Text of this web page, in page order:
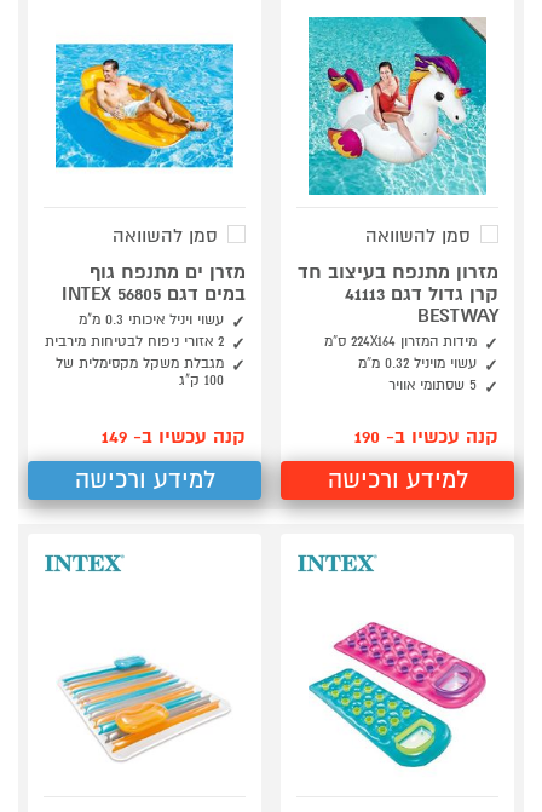
סמן להשוואה
מזרון מתנפח בעיצוב חד
קרן גדול דגם 41113
BESTWAY
מידות המזרון 224X164 ס”מ
עשוי מויניל 0.32 מ”מ
5 שסתומי אוויר
קנה עכשיו ב- 190
למידע ורכישה
סמן להשוואה
מזרן ים מתנפח גוף
במים דגם 56805 INTEX
עשוי ויניל איכותי 0.3 מ"מ
2 אזורי ניפוח לבטיחות מירבית
מגבלת משקל מקסימלית של
100 ק"ג
קנה עכשיו ב- 149
למידע ורכישה